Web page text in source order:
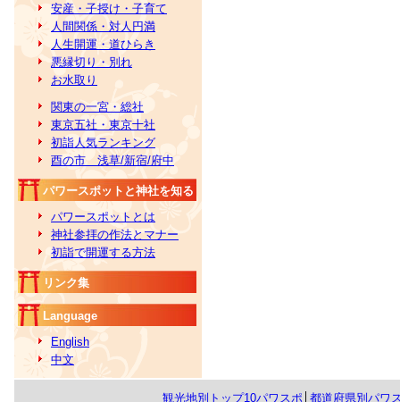
安産・子授け・子育て
人間関係・対人円満
人生開運・道ひらき
悪縁切り・別れ
お水取り
関東の一宮・総社
東京五社・東京十社
初詣人気ランキング
酉の市 浅草/新宿/府中
パワースポットと神社を知る
パワースポットとは
神社参拝の作法とマナー
初詣で開運する方法
リンク集
Language
English
中文
観光地別トップ10パワスポ 都道府県別パワ